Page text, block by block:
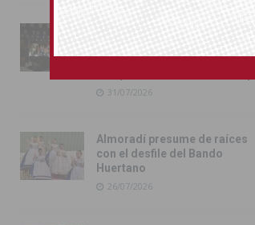
Pilar de la Horadada
conmemora con emoción el
40º aniversario de su
31/07/2026
Almoradí presume de raíces
con el desfile del Bando
Huertano
26/07/2026